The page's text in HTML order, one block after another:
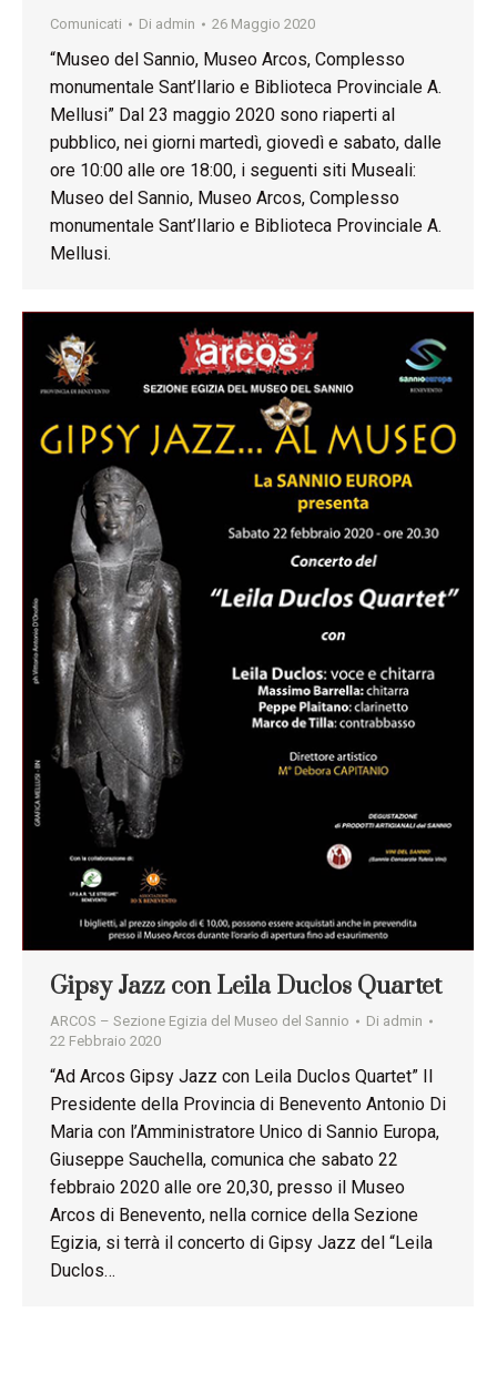
Comunicati Di admin 26 Maggio 2020
“Museo del Sannio, Museo Arcos, Complesso
monumentale Sant’Ilario e Biblioteca Provinciale A.
Mellusi” Dal 23 maggio 2020 sono riaperti al
pubblico, nei giorni martedì, giovedì e sabato, dalle
ore 10:00 alle ore 18:00, i seguenti siti Museali:
Museo del Sannio, Museo Arcos, Complesso
monumentale Sant’Ilario e Biblioteca Provinciale A.
Mellusi.
Gipsy Jazz con Leila Duclos Quartet
ARCOS – Sezione Egizia del Museo del Sannio Di admin
22 Febbraio 2020
“Ad Arcos Gipsy Jazz con Leila Duclos Quartet” Il
Presidente della Provincia di Benevento Antonio Di
Maria con l’Amministratore Unico di Sannio Europa,
Giuseppe Sauchella, comunica che sabato 22
febbraio 2020 alle ore 20,30, presso il Museo
Arcos di Benevento, nella cornice della Sezione
Egizia, si terrà il concerto di Gipsy Jazz del “Leila
Duclos…